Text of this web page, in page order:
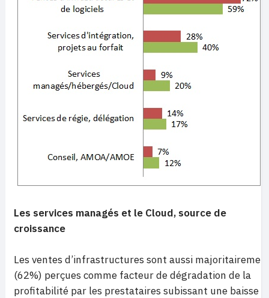
Les services managés et le Cloud, source de
croissance
Les ventes d’infrastructures sont aussi
(62%) perçues comme facteur de dégradation de la
profitabilité par les prestataires subissant une baisse